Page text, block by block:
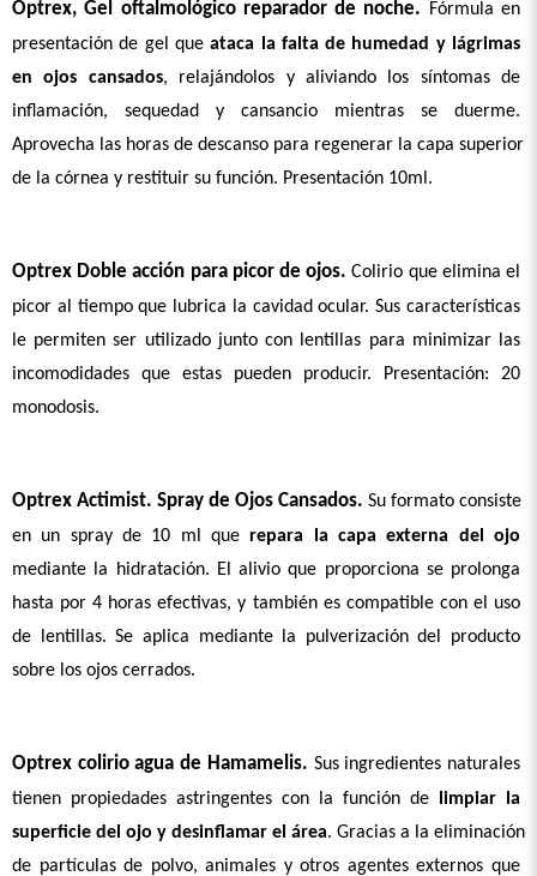
Optrex, Gel oftalmológico reparador de noche. Fórmula en
presentación de gel que ataca la falta de humedad y lágrimas
en ojos cansados, relajándolos y aliviando los síntomas de
inflamación, sequedad y cansancio mientras se duerme.
Aprovecha las horas de descanso para regenerar la capa superior
de la córnea y restituir su función. Presentación 10ml.
Optrex Doble acción para picor de ojos. Colirio que elimina el
picor al tiempo que lubrica la cavidad ocular. Sus características
le permiten ser utilizado junto con lentillas para minimizar las
incomodidades que estas pueden producir. Presentación: 20
monodosis.
Optrex Actimist. Spray de Ojos Cansados. Su formato consiste
en un spray de 10 ml que repara la capa externa del ojo
mediante la hidratación. El alivio que proporciona se prolonga
hasta por 4 horas efectivas, y también es compatible con el uso
de lentillas. Se aplica mediante la pulverización del producto
sobre los ojos cerrados.
Optrex colirio agua de Hamamelis. Sus ingredientes naturales
tienen propiedades astringentes con la función de
limpiar la
superficie del ojo y desinflamar el área. Gracias a la eliminación
de partículas de polvo, animales y otros agentes externos que